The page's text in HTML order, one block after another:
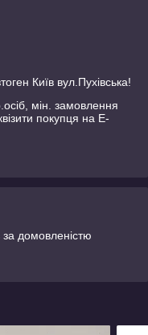
Київ вул.Пухівська!
мін. замовлення
покупця на Е-
домовленістю